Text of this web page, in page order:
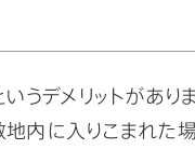
デメリットがありま
地内に入りこまれ